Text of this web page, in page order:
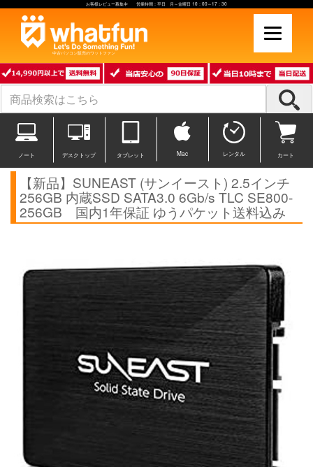
お客様レビュー募集中 営業時間：平日 月～金曜日 10：00～17：30
中古パソコン販売のワットファン
ノート デスクトップ タブレット Mac レンタル カート
【新品】SUNEAST (サンイースト) 2.5インチ
256GB 内蔵SSD SATA3.0 6Gb/s TLC SE800-
256GB 国内1年保証 ゆうパケット送料込み